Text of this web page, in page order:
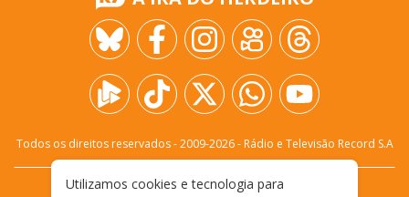
Todos os direitos reservados - 2009-2026- Rádio e Televisão Record S.A
Utilizamos cookies e tecnologia para